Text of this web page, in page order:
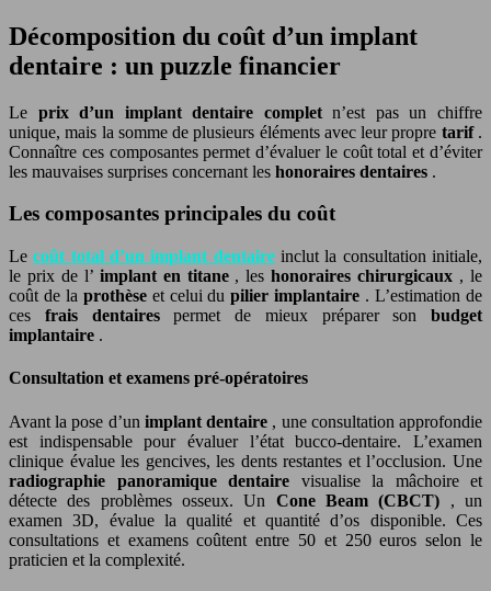
Décomposition du coût d’un implant
dentaire : un puzzle financier
Le prix d’un implant dentaire completn’est pas un chiffre
unique, mais la somme de plusieurs éléments avec leur propre tarif .
Connaître ces composantes permet d’évaluer le coût total et d’éviter
les mauvaises surprises concernant les honoraires dentaires .
Les composantes principales du coût
Lecoût total d’un implant dentaire inclut la consultation initiale,
le prix de l’ implant en titane , leshonoraires chirurgicaux , le
coût de la prothèse et celui dupilier implantaire . L’estimation de
ces frais dentairespermet de mieux préparer son budget
implantaire .
Consultation et examens pré-opératoires
Avant la pose d’un implant dentaire , une consultation approfondie
est indispensable pour évaluer l’état bucco-dentaire. L’examen
clinique évalue les gencives, les dents restantes et l’occlusion. Une
radiographie panoramique dentaire visualise la mâchoire et
détecte des problèmes osseux. Un Cone Beam (CBCT) , un
examen 3D, évalue la qualité et quantité d’os disponible. Ces
consultations et examens coûtent entre 50 et 250 euros selon le
praticien et la complexité.